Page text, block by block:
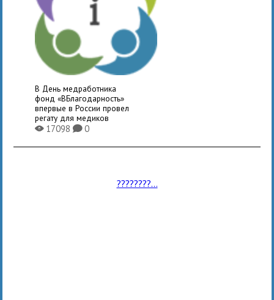
В День медработника
фонд «ВБлагодарность»
впервые в России провел
регату для медиков
X17098K0
????????...